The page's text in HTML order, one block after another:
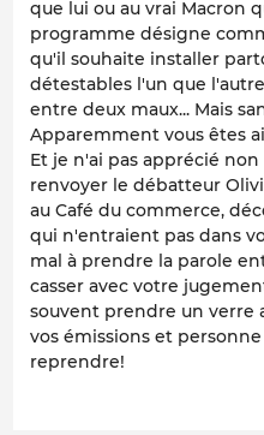
que lui ou au vrai Macron
programme désigne
qu'il souhaite installer
détestables l'un que
entre deux maux... Mais
Apparemment vous êtes
Et je n'ai pas apprécié
renvoyer le débatteur
au Café du commerce,
qui n'entraient pas dans
mal à prendre la parole
casser avec votre
souvent prendre un verre
vos émissions et
reprendre!